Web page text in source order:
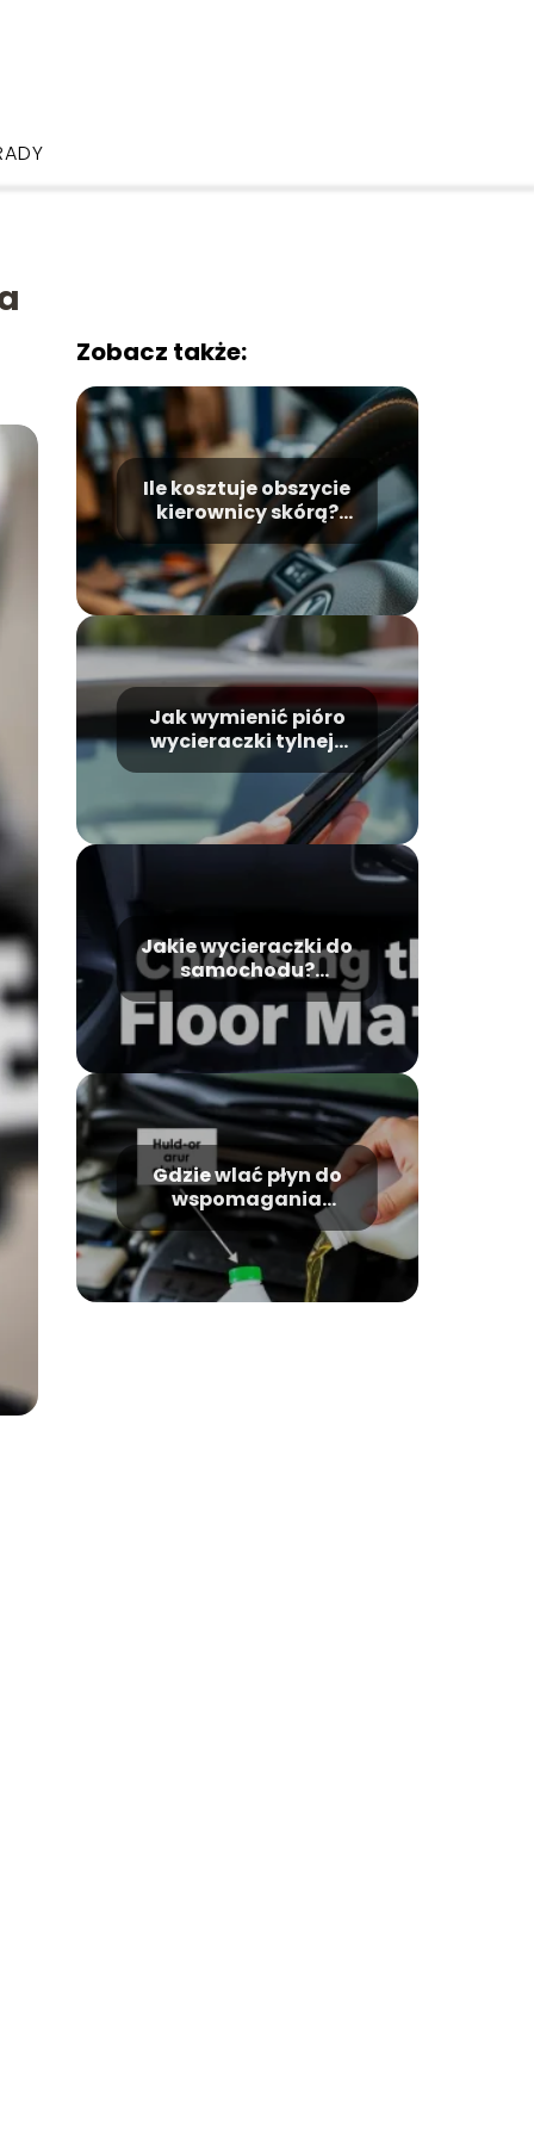
Zobacz także:
Ile kosztuje obszycie
kierownicy skórą?
Ceny i opcje dla
Twojego auta
Jak wymienić pióro
wycieraczki tylnej?
Prosty sposób dla
każdego kierowcy
Jakie wycieraczki do
samochodu?
Poradnik wyboru
najlepszych modeli
Gdzie wlać płyn do
wspomagania
kierownicy?
Instrukcja krok po
kroku